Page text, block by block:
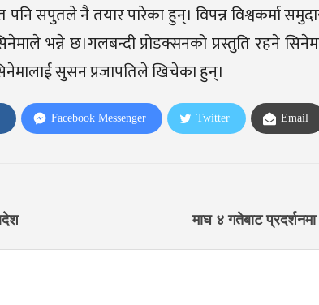
पनि सपुतले नै तयार पारेका हुन्। विपन्न विश्वकर्मा
भन्ने छ।गलबन्दी प्रोडक्सनको प्रस्तुति रहने
सुसन प्रजापतिले खिचेका हुन्।
Facebook Messenger Twitter Email
माघ ४ गतेबाट